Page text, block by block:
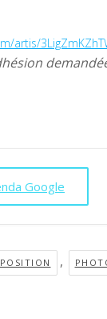
Google
,